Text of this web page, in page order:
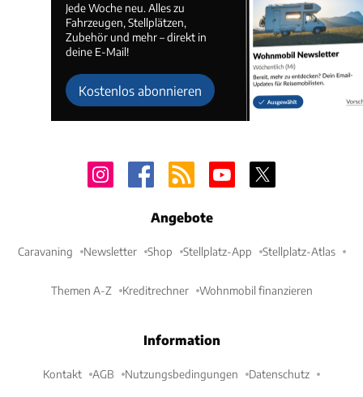
Jede Woche neu. Alles zu
Fahrzeugen, Stellplätzen,
Zubehör und mehr – direkt in
deine E-Mail!
Kostenlos abonnieren
Angebote
Caravaning Newsletter Shop Stellplatz-App Stellplatz-Atlas
Themen A-Z Kreditrechner Wohnmobil finanzieren
Information
Kontakt AGB Nutzungsbedingungen Datenschutz